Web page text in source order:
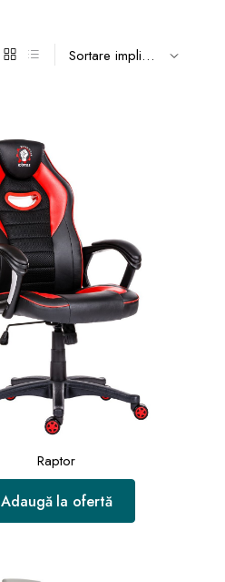
Raptor
Adaugă la ofertă